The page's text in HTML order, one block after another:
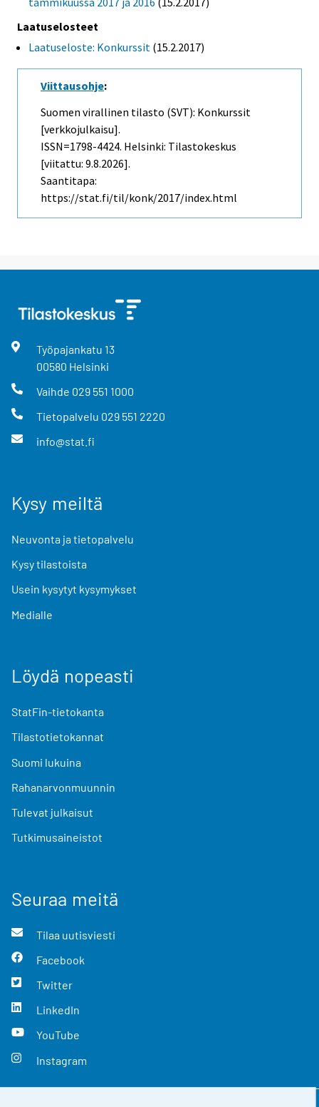
Laatuselosteet
Laatuseloste: Konkurssit (15.2.2017)
Viittausohje:
Suomen virallinen tilasto (SVT): Konkurssit
[verkkojulkaisu].
ISSN=1798-4424. Helsinki: Tilastokeskus
[viitattu: 9.8.2026].
Saantitapa:
https://stat.fi/til/konk/2017/index.html
Työpajankatu 13
00580 Helsinki
Vaihde 029 551 1000
Tietopalvelu 029 551 2220
info@stat.fi
Kysy meiltä
Neuvonta ja tietopalvelu
Kysy tilastoista
Usein kysytyt kysymykset
Medialle
Löydä nopeasti
StatFin-tietokanta
Tilastotietokannat
Suomi lukuina
Rahanarvonmuunnin
Tulevat julkaisut
Tutkimusaineistot
Seuraa meitä
Tilaa uutisviesti
Facebook
Twitter
LinkedIn
YouTube
Instagram